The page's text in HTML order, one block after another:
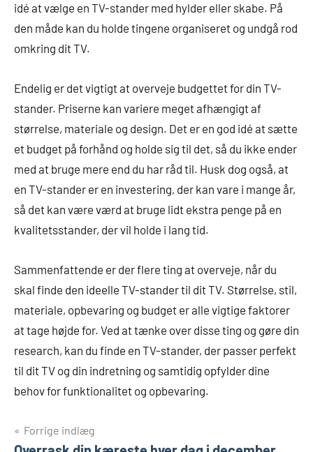
idé at vælge en TV-stander med hylder eller skabe. På
den måde kan du holde tingene organiseret og undgå rod
omkring dit TV.
Endelig er det vigtigt at overveje budgettet for din TV-
stander. Priserne kan variere meget afhængigt af
størrelse, materiale og design. Det er en god idé at sætte
et budget på forhånd og holde sig til det, så du ikke ender
med at bruge mere end du har råd til. Husk dog også, at
en TV-stander er en investering, der kan vare i mange år,
så det kan være værd at bruge lidt ekstra penge på en
kvalitetsstander, der vil holde i lang tid.
Sammenfattende er der flere ting at overveje, når du
skal finde den ideelle TV-stander til dit TV. Størrelse, stil,
materiale, opbevaring og budget er alle vigtige faktorer
at tage højde for. Ved at tænke over disse ting og gøre din
research, kan du finde en TV-stander, der passer perfekt
til dit TV og din indretning og samtidig opfylder dine
behov for funktionalitet og opbevaring.
Indlægsnavigation
Forrige indlæg